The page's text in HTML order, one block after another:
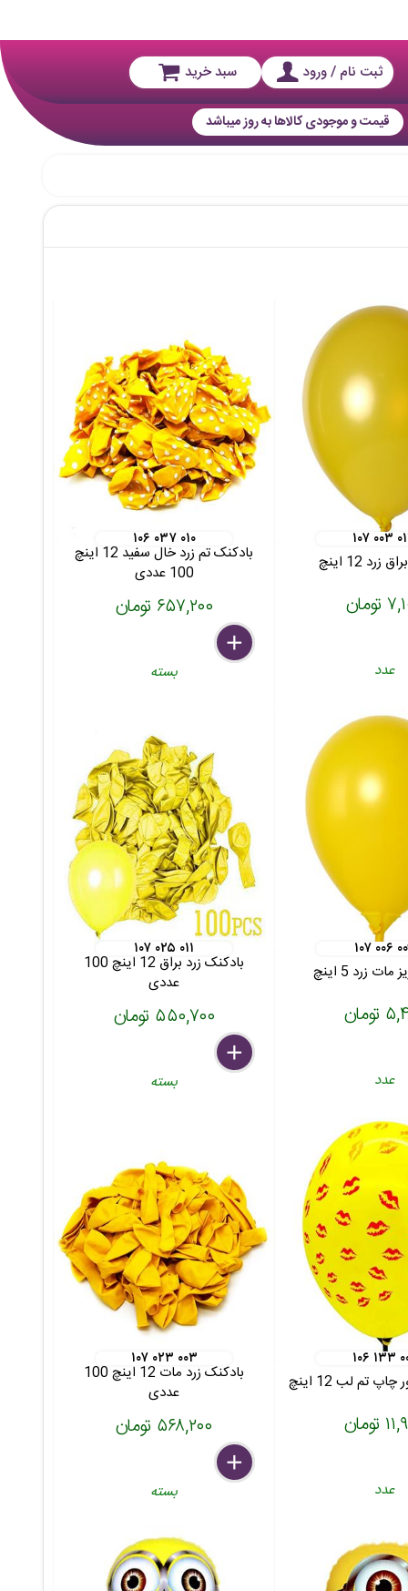
ثبت نام / ورود سبد خرید
قیمت و موجودی کالاها به روز میباشد
۰۰۳ ۰۱۳
12 اینچ
عدد
۱۰۶ ۰۳۷ ۰۱۰
بادکنک تم زرد خال سفید 12 اینچ
100 عددی
۶۵۷,۲۰۰ تومان
delete
remove
add
بسته
۰۰۶ ۰۰۹
زرد 5 اینچ
عدد
۱۰۷ ۰۲۵ ۰۱۱
بادکنک زرد براق 12 اینچ 100
عددی
۵۵۰,۷۰۰ تومان
delete
remove
add
بسته
۱۳۳ ۰۰۹
تم لب 12 اینچ
عدد
۱۰۷ ۰۲۳ ۰۰۳
بادکنک زرد مات 12 اینچ 100
عددی
۵۶۸,۲۰۰ تومان
delete
remove
add
بسته